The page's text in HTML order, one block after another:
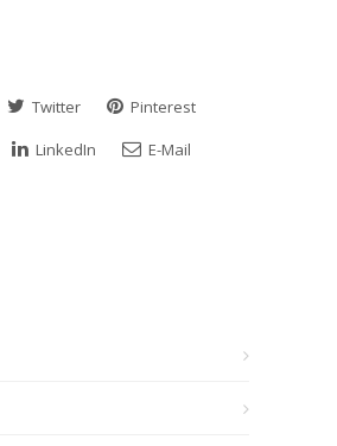
Twitter
Pinterest
LinkedIn E-Mail